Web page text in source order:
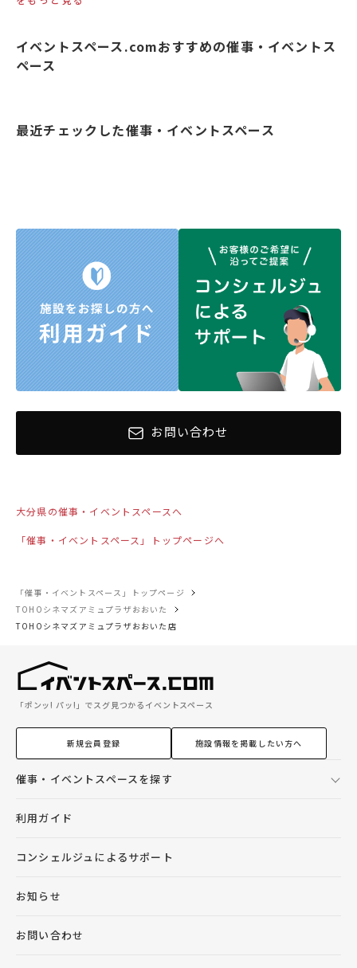
イベントスペース.comおすすめの催事・イベントス
ペース
最近チェックした催事・イベントスペース
お問い合わせ
大分県の催事・イベントスペースへ
「催事・イベントスペース」トップページへ
「催事・イベントスペース」トップページ
TOHOシネマズアミュプラザおおいた
TOHOシネマズアミュプラザおおいた店
「ポンッ! パッ!」でスグ見つかるイベントスペース
新規会員登録 施設情報を掲載したい方へ
催事・イベントスペースを探す
利用ガイド
コンシェルジュによるサポート
お知らせ
お問い合わせ